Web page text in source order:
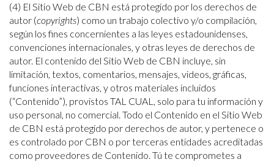
(4) El Sitio Web de CBN está protegido por los derechos de
autor (copyrights) como un trabajo colectivo y/o compilación,
según los fines concernientes a las leyes estadounidenses,
convenciones internacionales, y otras leyes de derechos de
autor. El contenido del Sitio Web de CBN incluye, sin
limitación, textos, comentarios, mensajes, videos, gráficas,
funciones interactivas, y otros materiales incluidos
(“Contenido”), provistos TAL CUAL, solo para tu información y
uso personal, no comercial. Todo el Contenido en el Sitio Web
de CBN está protegido por derechos de autor, y pertenece o
es controlado por CBN o por terceras entidades acreditadas
como proveedores de Contenido. Tú te comprometes a